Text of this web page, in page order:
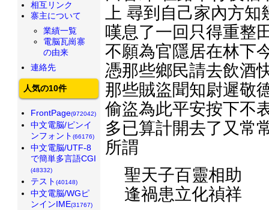
上 尋到自己家內方
嘆息了一回只得重整
不願為官隱居在林下
憑那些鄉民請去飲酒
那些賊盜聞知尉遲敬
偷盜為此平安按下不
多已算計開去了又常
所謂
聖天子百靈相助
逢禍患立化禎祥
相互リンク
寨主について
業績一覧
電脳瓦崗寨
の由来
連絡先
人気の10件
FrontPage(972042)
中文電脳/ピンイ
ンフォント (66176)
中文電脳/UTF-8
で簡単多言語CGI
(48332)
テスト (40148)
中文電脳/WGピ
ンインIME(31767)